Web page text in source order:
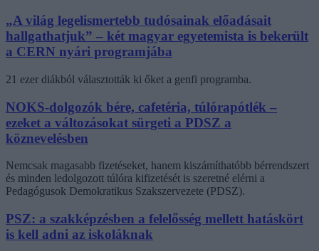
„A világ legelismertebb tudósainak előadásait
hallgathatjuk” – két magyar egyetemista is bekerült
a CERN nyári programjába
21 ezer diákból választották ki őket a genfi programba.
NOKS-dolgozók bére, cafetéria, túlórapótlék –
ezeket a változásokat sürgeti a PDSZ a
köznevelésben
Nemcsak magasabb fizetéseket, hanem kiszámíthatóbb bérrendszert
és minden ledolgozott túlóra kifizetését is szeretné elérni a
Pedagógusok Demokratikus Szakszervezete (PDSZ).
PSZ: a szakképzésben a felelősség mellett hatáskört
is kell adni az iskoláknak